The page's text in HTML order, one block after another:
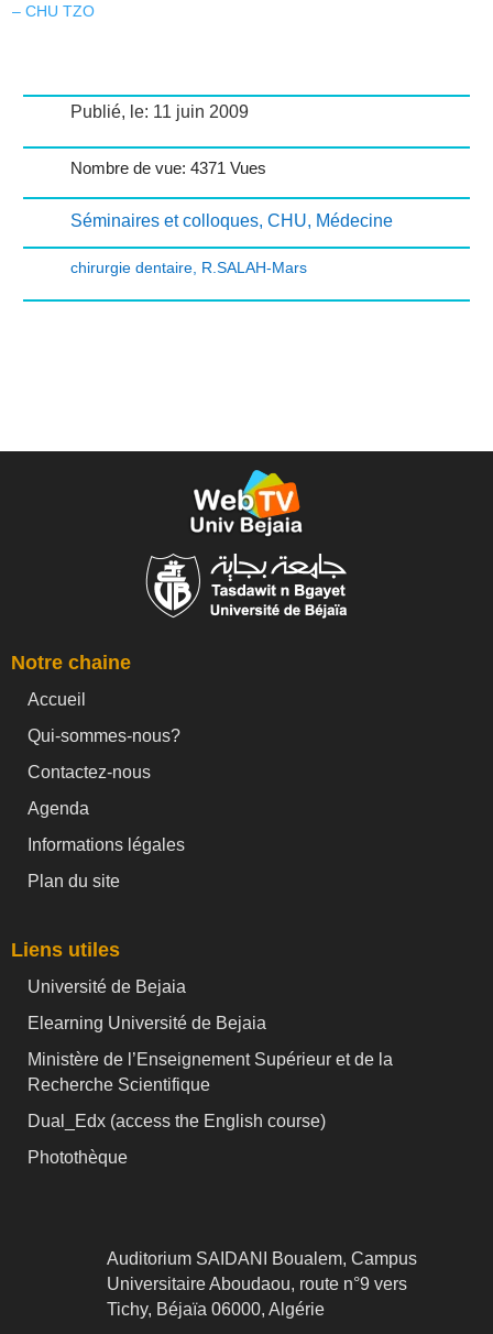
– CHU TZO
Publié, le: 11 juin 2009
Nombre de vue: 4371 Vues
Séminaires et colloques, CHU, Médecine
chirurgie dentaire, R.SALAH-Mars
Notre chaine
Accueil
Qui-sommes-nous?
Contactez-nous
Agenda
Informations légales
Plan du site
Liens utiles
Université de Bejaia
Elearning Université de Bejaia
Ministère de l’Enseignement Supérieur et de la
Recherche Scientifique
Dual_Edx (access the English course)
Photothèque
Auditorium SAIDANI Boualem, Campus
Universitaire Aboudaou, route n°9 vers
Tichy, Béjaïa 06000, Algérie